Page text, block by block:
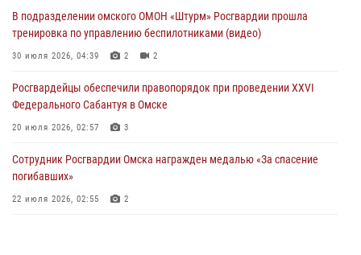
При содействии спецназа Росгвардии пресечены нарушения
миграционного законодательства в Омске (видео)
В подразделении омского ОМОН «Штурм» Росгвардии прошла
тренировка по управлению беспилотниками (видео)
30 июля 2026, 04:39 2 2
Росгвардейцы обеcпечили правопорядок при проведении XXVI
Федерального Сабантуя в Омске
20 июля 2026, 02:57 3
Сотрудник Росгвардии Омска награжден медалью «За спасение
погибавших»
22 июля 2026, 02:55 2